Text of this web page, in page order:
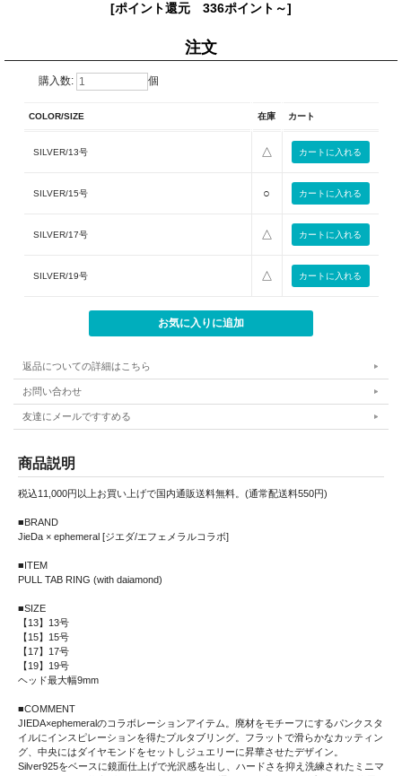
[ポイント還元 336ポイント～]
注文
購入数: 個
COLOR/SIZE 在庫 カート
SILVER/13号 △
SILVER/15号 ○
SILVER/17号 △
SILVER/19号 △
返品についての詳細はこちら
お問い合わせ
友達にメールですすめる
商品説明
税込11,000円以上お買い上げで国内通販送料無料。(通常配送料550円)
■BRAND
JieDa × ephemeral [ジエダ/エフェメラルコラボ]
■ITEM
PULL TAB RING (with daiamond)
■SIZE
【13】13号
【15】15号
【17】17号
【19】19号
ヘッド最大幅9mm
■COMMENT
JIEDA×ephemeralのコラボレーションアイテム。廃材をモチーフにするパンクスタ
イルにインスピレーションを得たプルタブリング。フラットで滑らかなカッティン
グ、中央にはダイヤモンドをセットしジュエリーに昇華させたデザイン。
Silver925をベースに鏡面仕上げで光沢感を出し、ハードさを抑え洗練されたミニマ